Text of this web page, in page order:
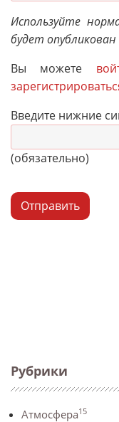
Рубрики
Атмосфера15
Используйте
будет опубликован
Вы можете
Введите нижние
(обязательно)
Отправить